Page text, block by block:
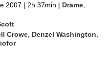
2007 | 2h 37min | Drame
Crowe Denzel Washington